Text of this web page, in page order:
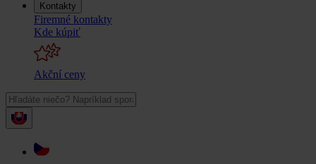
Kontakty
Firemné kontakty
Kde kúpiť
Akční ceny